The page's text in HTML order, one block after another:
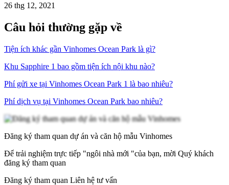
26 thg 12, 2021
Câu hỏi thường gặp về
Tiện ích khác gần Vinhomes Ocean Park là gì?
Khu Sapphire 1 bao gồm tiện ích nội khu nào?
Phí gửi xe tại Vinhomes Ocean Park 1 là bao nhiêu?
Phí dịch vụ tại Vinhomes Ocean Park bao nhiêu?
Đăng ký tham quan dự án và căn hộ mẫu Vinhomes
Để trải nghiệm trực tiếp "ngôi nhà mới "của bạn, mời Quý khách
đăng ký tham quan
Đăng ký tham quan Liên hệ tư vấn